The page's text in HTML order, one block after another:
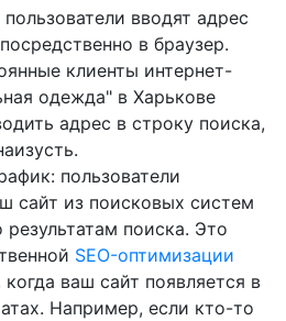
вводят адрес
в браузер.
клиенты интернет-
одежда" в Харькове
адрес в строку поиска,
пользователи
сайт из поисковых систем
результатам поиска. Это
SEO-оптимизации
ваш сайт появляется в
Например, если кто-то